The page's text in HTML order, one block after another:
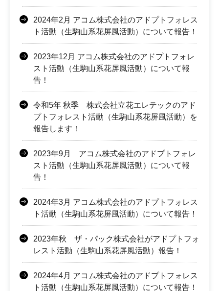
2024年2月 アコム株式会社のアドプトフォレス
ト活動（生駒山系花屏風活動）について報告！
2023年12月 アコム株式会社のアドプトフォレ
スト活動（生駒山系花屏風活動）について報
告！
令和5年 秋季 株式会社立花エレテックのアド
プトフォレスト活動（生駒山系花屏風活動）を
報告します！
2023年9月 アコム株式会社のアドプトフォレ
スト活動（生駒山系花屏風活動）について報
告！
2024年3月 アコム株式会社のアドプトフォレス
ト活動（生駒山系花屏風活動）について報告！
2023年秋 ザ・パック株式会社がアドプトフォ
レスト活動（生駒山系花屏風活動）報告！
2024年4月 アコム株式会社のアドプトフォレス
ト活動（生駒山系花屏風活動）について報告！